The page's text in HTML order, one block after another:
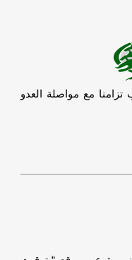
مع مواصلة العدو